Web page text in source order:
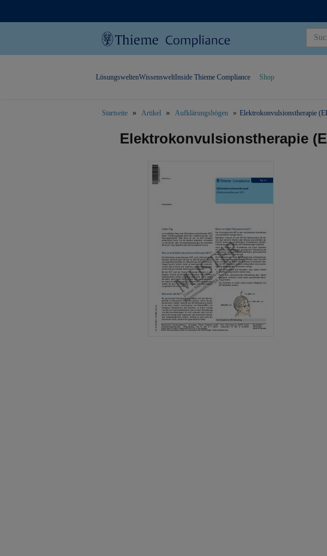
LösungsweltenWissensweltInside Thieme Compliance Shop
Startseite Artikel Aufklärungsbögen Elektrokonvulsionstherapie
Elektrokonvulsionstherapie